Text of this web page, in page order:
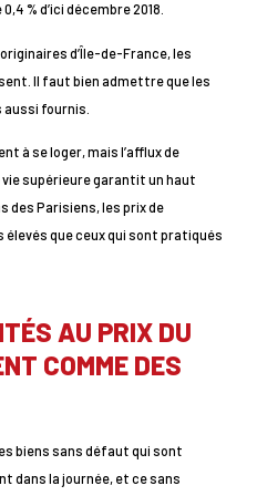
% d’ici décembre 2018.
d’Île-de-France, les
Il faut bien admettre que les
fournis.
à se loger, mais l’afflux de
vie supérieure garantit un haut
des Parisiens, les prix de
que ceux qui sont pratiqués
AU PRIX DU
COMME DES
biens sans défaut qui sont
dans la journée, et ce sans